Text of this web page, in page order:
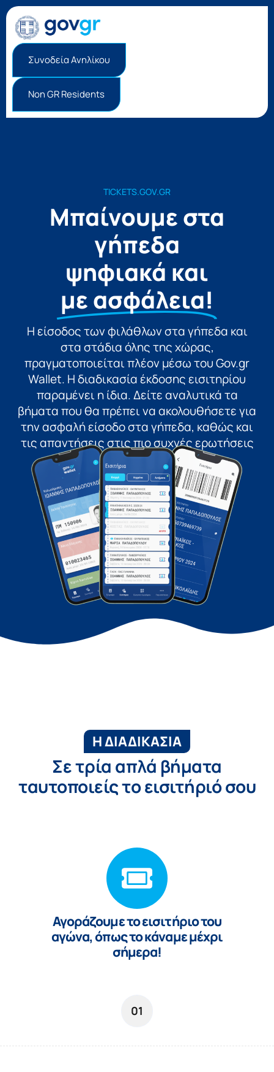
Συνοδεία Ανηλίκου
Non GR Residents
TICKETS.GOV.GR
Μπαίνουμε στα
γήπεδα
ψηφιακά και
με ασφάλεια!
Η είσοδος των φιλάθλων στα γήπεδα και
στα στάδια όλης της χώρας,
πραγματοποιείται πλέον μέσω του Gov.gr
Wallet. Η διαδικασία έκδοσης εισιτηρίου
παραμένει η ίδια. Δείτε αναλυτικά τα
βήματα που θα πρέπει να ακολουθήσετε για
την ασφαλή είσοδο στα γήπεδα, καθώς και
τις απαντήσεις στις πιο συχνές ερωτήσεις
Η ΔΙΑΔΙΚΑΣΙΑ
Σε τρία απλά βήματα
ταυτοποιείς το εισιτήριό σου
Αγoράζουμε το εισιτήριο του
αγώνα, όπως το κάναμε μέχρι
σήμερα!
01